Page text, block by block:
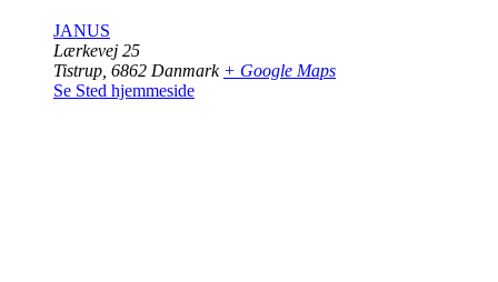
JANUS
Lærkevej 25
Tistrup 6862 Danmark + Google Maps
Se Sted hjemmeside